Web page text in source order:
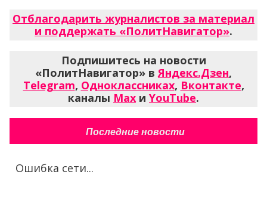
Отблагодарить журналистов за материал
и поддержать «ПолитНавигатор».
Подпишитесь на новости
«ПолитНавигатор» вЯндекс.Дзен,
Telegram, Одноклассниках, Вконтакте,
каналы Max и YouTube.
Последние новости
Ошибка сети...